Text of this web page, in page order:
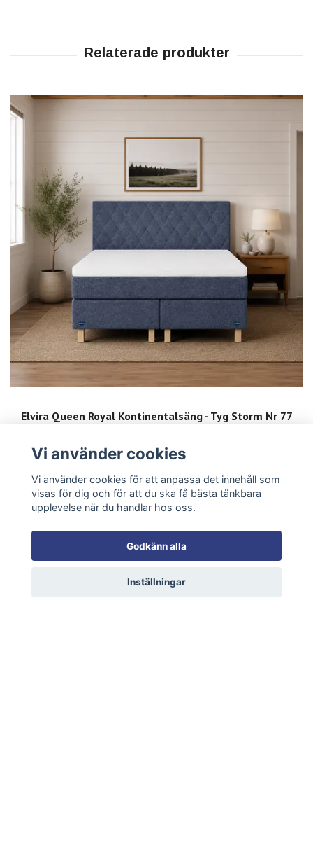
Elvira Queen Royal Kontinentalsäng - Tyg Storm Nr 77
50 900 kr 31 900 kr
Anmäl dig till vår nyhetsbrev
Vi använder cookies
Vi använder cookies för att anpassa det innehåll som
visas för dig och för att du ska få bästa tänkbara
upplevelse när du handlar hos oss.
Godkänn alla
Inställningar